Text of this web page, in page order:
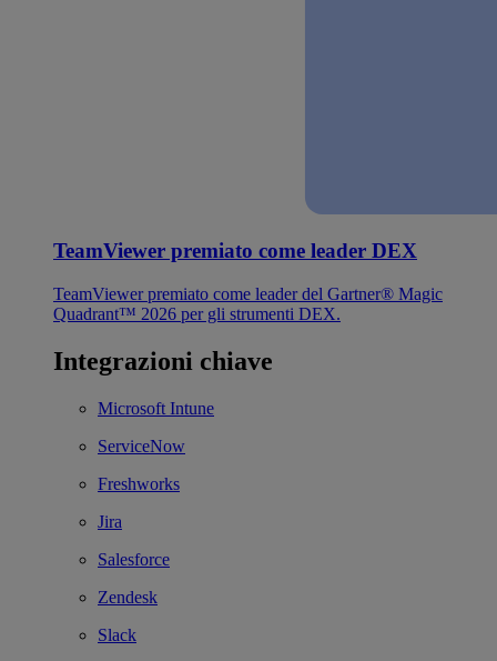
TeamViewer premiato come leader DEX
TeamViewer premiato come leader del Gartner® Magic
Quadrant™ 2026 per gli strumenti DEX.
Integrazioni chiave
Microsoft Intune
ServiceNow
Freshworks
Jira
Salesforce
Zendesk
Slack